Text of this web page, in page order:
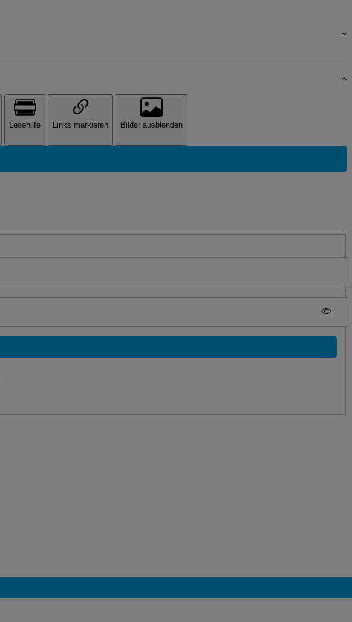
Lesehilfe Links markieren Bilder ausblenden